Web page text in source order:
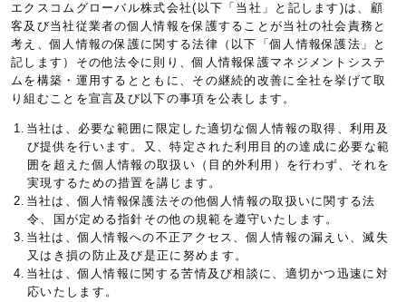
エクスコムグローバル株式会社(以下「当社」と記します)は、顧
客及び当社従業者の個人情報を保護することが当社の社会責務と
考え、個人情報の保護に関する法律（以下「個人情報保護法」と
記します）その他法令に則り、個人情報保護マネジメントシステ
ムを構築・運用するとともに、その継続的改善に全社を挙げて取
り組むことを宣言及び以下の事項を公表します。
1.当社は、必要な範囲に限定した適切な個人情報の取得、利用及
び提供を行います。又、特定された利用目的の達成に必要な範
囲を超えた個人情報の取扱い（目的外利用）を行わず、それを
実現するための措置を講じます。
2.当社は、個人情報保護法その他個人情報の取扱いに関する法
令、国が定める指針その他の規範を遵守いたします。
3.当社は、個人情報への不正アクセス、個人情報の漏えい、滅失
又はき損の防止及び是正に努めます。
4.当社は、個人情報に関する苦情及び相談に、適切かつ迅速に対
応いたします。